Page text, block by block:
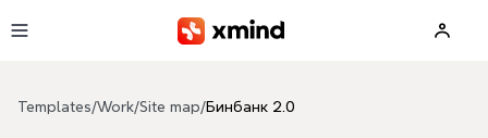
Templates/Work/Site map/Бинбанк 2.0